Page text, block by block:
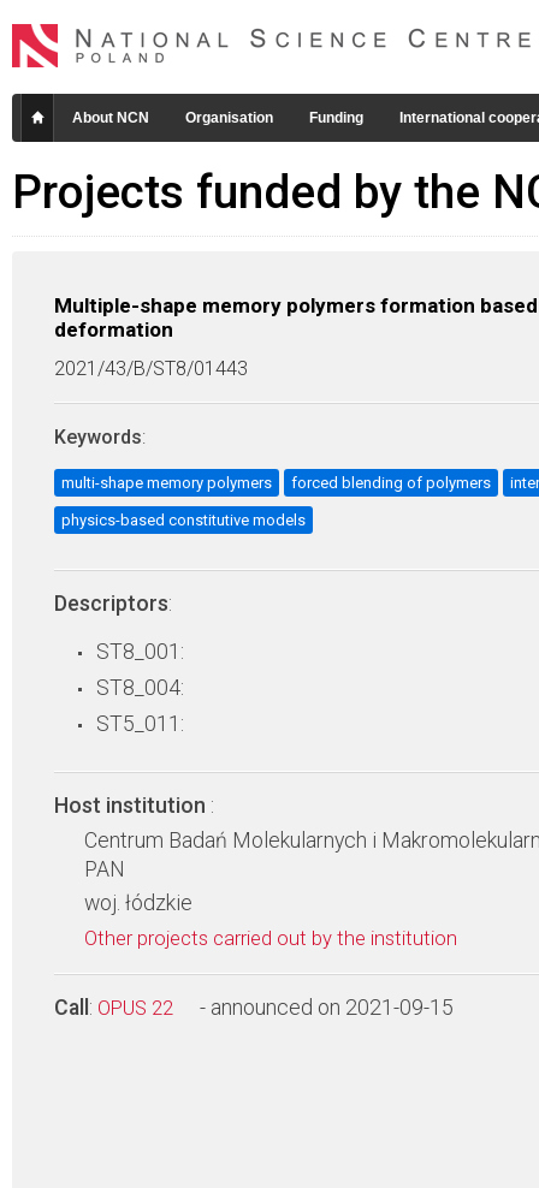
About NCN Organisation Funding International
Projects funded by the
Multiple-shape memory polymers formation
deformation
2021/43/B/ST8/01443
Keywords:
multi-shape memory polymers forced blending of polymers
physics-based constitutive models
Descriptors:
ST8_001:
ST8_004:
ST5_011:
Host institution :
Centrum Badań Molekularnych i
PAN
woj. łódzkie
Other projects carried out by the institution
Call : OPUS 22 - announced on 2021-09-15